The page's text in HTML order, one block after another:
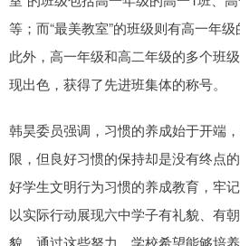
等；而“最美教室”的班级则有高一年级
此外，高一年级和高二年级的多个班
现出色，获得了先进班集体的称号。
韩昊委员强调，习惯的养成始于开端
限，但良好习惯的保持却是没有终点
好学生文明行为习惯的养成教育，牢记
以实际行动展现六中学子有礼貌、有